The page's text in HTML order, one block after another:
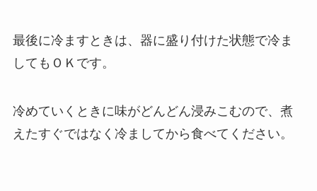
最後に冷ますときは、器に盛り付けた状態で冷ま
してもＯＫです。
冷めていくときに味がどんどん浸みこむので、煮
えたすぐではなく冷ましてから食べてください。